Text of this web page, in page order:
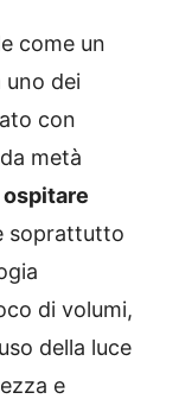
come un
uno dei
con
metà
soprattutto
di volumi,
della luce
e